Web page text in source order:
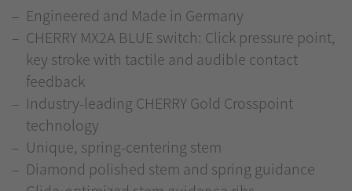
Engineered and Made in Germany
CHERRY MX2A BLUE switch: Click pressure point,
key stroke with tactile and audible contact
feedback
Industry-leading CHERRY Gold Crosspoint
technology
Unique, spring-centering stem
Diamond polished stem and spring guidance